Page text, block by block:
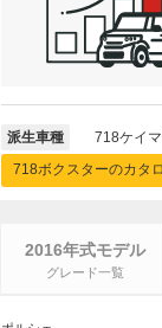
派生車種
718ケイ
718ボクスターのカタ
2016年式モデル
グレード一覧